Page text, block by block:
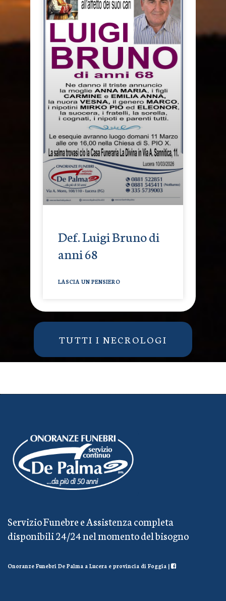
Def. Luigi Bruno di
anni 68
LASCIA UN PENSIERO
TUTTI I NECROLOGI
Servizio Funebre e Assistenza completa
disponibili 24/24 nel momento del bisogno
Onoranze Funebri De Palma a Lucera e provincia di Foggia |